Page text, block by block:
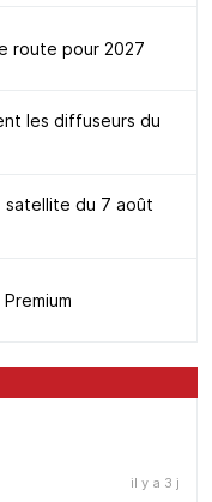
route pour 2027
les diffuseurs du
satellite du 7 août
il y a 3 j